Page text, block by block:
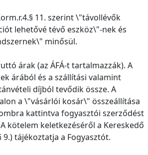
11. szerint \"távollévők
lehetővé tévő eszköz\"-nek és
minősül.
árak (az ÁFÁ-t tartalmazzák). A
árából és a szállítási valamint
díjból tevődik össze. A
a \"vásárlói kosár\" összeállítása
kattintva fogyasztói szerződést
kötelem keletkezéséről a Kereskedő
9.) tájékoztatja a Fogyasztót.